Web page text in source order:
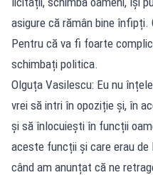
asigure că rămân bine înfipți.
Pentru că va fi foarte
schimbați politica.
Olguța Vasilescu: Eu nu
vrei să intri în opoziție și, în
și să înlocuiești în funcții
aceste funcții și care erau
când am anunțat că ne